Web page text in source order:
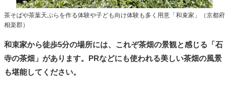
茶そばや茶葉天ぷらを作る体験や子ども向け体験も多く用意「和束家」（京都府
相楽郡）
和束家から徒歩5分の場所には、これぞ茶畑の景観と感じる「石
寺の茶畑」があります。PRなどにも使われる美しい茶畑の風景
も堪能してください。